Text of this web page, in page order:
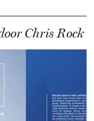
Chris Rock